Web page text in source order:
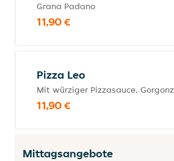
Grana Padano
11,90 €
Pizza Leo
Mit würziger Pizzasauce,
11,90 €
Mittagsangebote